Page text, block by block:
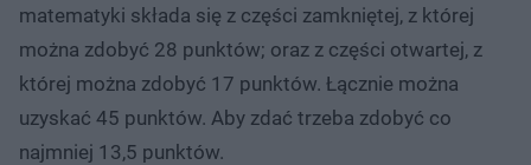
matematyki składa się z części zamkniętej, z której
można zdobyć 28 punktów; oraz z części otwartej, z
której można zdobyć 17 punktów. Łącznie można
uzyskać 45 punktów. Aby zdać trzeba zdobyć co
najmniej 13,5 punktów.